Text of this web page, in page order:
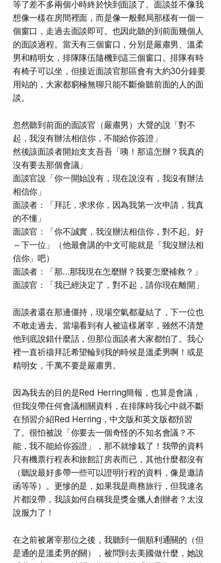
等了差不多兩個小時終於快到面談了。面談並不像我
想像一樣在房間裡面，而是像一般郵局那樣有一個一
個窗口，走過去面談即可。也因此聽的到前面幾個人
的面談過程。當天有三個窗口，分別是嚴肅男、溫柔
男和精明女，排隊隊伍隨機到這三個窗口。排隊有時
有椅子可以坐，但接近面談官那區會有大約30分鐘要
用站的，大家都窮極無聊只能不斷偷聽前面的人的面
談。
忽然聽到前面的面談官（嚴肅男）大聲的說「對不
起，我沒有辦法相信你，不能給你簽證」
然後該面談者開始支支吾吾「咦！那這怎辦？我真的
沒有要去那個會議」
面談官說「你一開始說有，現在說沒有，我沒有辦法
相信你」
面談者：「拜託，求求你，因為我第一次申請，我真
的不懂」
面談官：「你不誠實，我沒辦法相信你，對不起。好
～下一位」（他最會講的中文可能就是「我沒辦法相
信你」吧）
面談者：「那…那我現在怎麼辦？我要怎麼補救？」
面談官：「我已經決定了，對不起，請你現在離開」
面談者還在那邊僵持，現場空氣都凝結了，下一位也
不敢走過去。當場看到有人被這樣屠宰，雖然不清楚
他到底說錯什麼話，但那位面談者大家都怕了。我心
裡一直祈禱拜託希望輪到我的時候是溫柔男啊！或是
精明女，千萬不要是嚴肅男。
因為我去的目的是Red Herring簡報，也算是會議，
但我沒帶任何會議相關資料，在排隊時我心中就不斷
在預習介紹Red Herring，中文版和英文版都預習
了。很怕被說「你要去一個奇怪的不知名會議？不
能，我不能給你簽證」，那不就慘栽了！我帶的資料
只有機票行程表和旅館訂房表而已，其他什麼都沒有
（聽說最好多帶一些可以證明行程的資料，像是邀請
函等等）。更慘的是，如果我是商務旅行，但我連名
片都沒帶，我該如何自稱我是獎金獵人創辦者？太沒
說服力了！
在之前被屠宰那位之後，我聽到一個順利通關的（但
是通的是溫柔男的關），被問到去美國做什麼，她說